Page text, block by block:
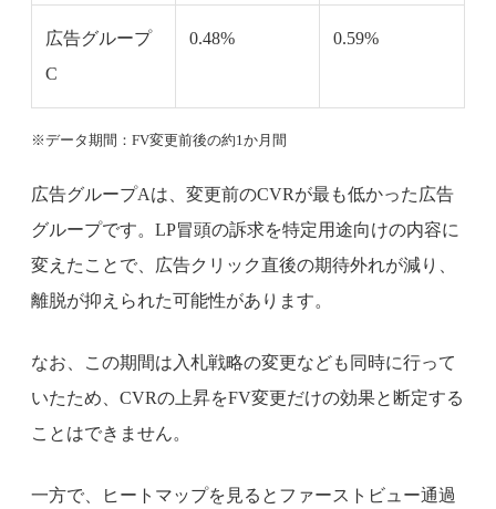
広告グループ
C
0.48% 0.59%
※データ期間：FV変更前後の約1か月間
広告グループAは、変更前のCVRが最も低かった広告
グループです。LP冒頭の訴求を特定用途向けの内容に
変えたことで、広告クリック直後の期待外れが減り、
離脱が抑えられた可能性があります。
なお、この期間は入札戦略の変更なども同時に行って
いたため、CVRの上昇をFV変更だけの効果と断定する
ことはできません。
一方で、ヒートマップを見るとファーストビュー通過